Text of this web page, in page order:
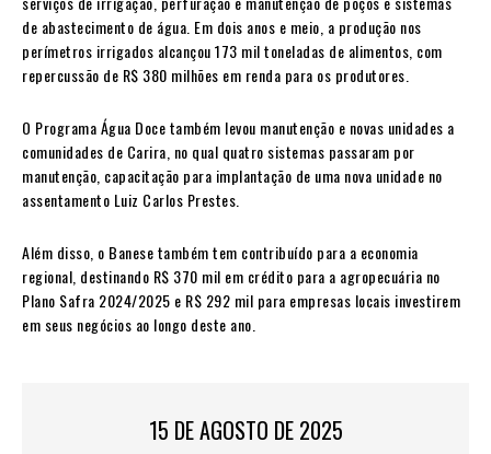
de abastecimento de água. Em dois anos e meio, a produção nos
perímetros irrigados alcançou 173 mil toneladas de alimentos, com
repercussão de R$ 380 milhões em renda para os produtores.
O Programa Água Doce também levou manutenção e novas unidades a
comunidades de Carira, no qual quatro sistemas passaram por
manutenção, capacitação para implantação de uma nova unidade no
assentamento Luiz Carlos Prestes.
Além disso, o Banese também tem contribuído para a economia
regional, destinando R$ 370 mil em crédito para a agropecuária no
Plano Safra 2024/2025 e R$ 292 mil para empresas locais investirem
em seus negócios ao longo deste ano.
15 DE AGOSTO DE 2025